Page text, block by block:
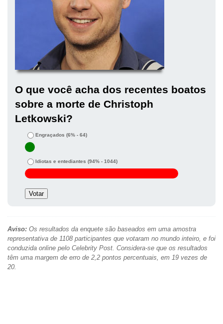
O que você acha dos recentes boatos
sobre a morte de Christoph
Letkowski?
Engraçados (6% - 64)
Idiotas e entediantes (94% - 1044)
Aviso: Os resultados da enquete são baseados em uma amostra
representativa de 1108 participantes que votaram no mundo inteiro, e foi
conduzida online pelo Celebrity Post. Considera-se que os resultados
têm uma margem de erro de 2,2 pontos percentuais, em 19 vezes de
20.